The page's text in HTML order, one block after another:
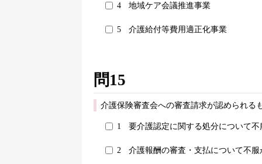
4 地域ケア会議推進事業
5 介護給付等費用適正化事業
問15
介護保険審査会への審査請求が認められる
1 要介護認定に関する処分について
2 介護報酬の審査・支払について不